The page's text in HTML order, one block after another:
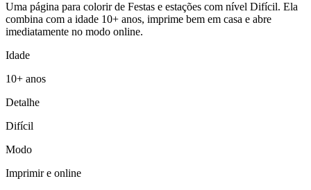
Uma página para colorir de Festas e estações com nível Difícil. Ela
combina com a idade 10+ anos, imprime bem em casa e abre
imediatamente no modo online.
Idade
10+ anos
Detalhe
Difícil
Modo
Imprimir e online